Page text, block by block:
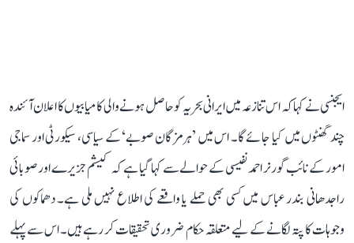
ایجنسی نے کہا کہ اس تنازعہ میں ایرانی بحریہ کو حاصل ہونے والی کامیابیوں کا اعلان آئندہ
چند گھنٹوں میں کیا جائے گا۔ اس میں ’ہرمزگان صوبے‘ کے سیاسی، سیکورٹی اور سماجی
امور کے نائب گورنر احمد نفیسی کے حوالے سے کہا گیا ہے کہ کیشم جزیرے اور صوبائی
راجدھانی بندر عباس میں کسی بھی حملے یا واقعے کی اطلاع نہیں ملی ہے۔ دھماکوں کی
وجوہات کا پتہ لگانے کے لیے متعلقہ حکام ضروری تحقیقات کر رہے ہیں۔ اس سے پہلے